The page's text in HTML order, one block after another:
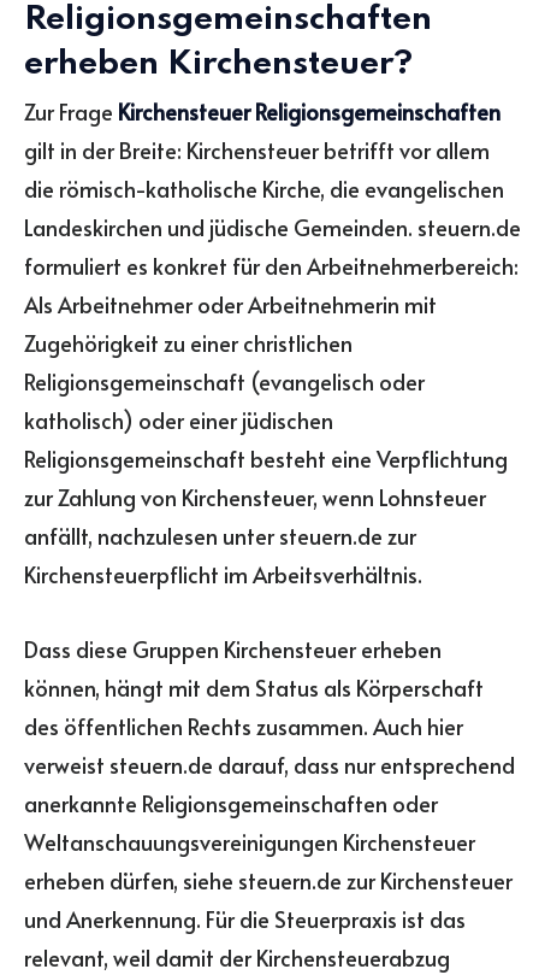
Religionsgemeinschaften
erheben Kirchensteuer?
Zur Frage Kirchensteuer Religionsgemeinschaften
gilt in der Breite: Kirchensteuer betrifft vor allem
die römisch-katholische Kirche, die evangelischen
Landeskirchen und jüdische Gemeinden. steuern.de
formuliert es konkret für den Arbeitnehmerbereich:
Als Arbeitnehmer oder Arbeitnehmerin mit
Zugehörigkeit zu einer christlichen
Religionsgemeinschaft (evangelisch oder
katholisch) oder einer jüdischen
Religionsgemeinschaft besteht eine Verpflichtung
zur Zahlung von Kirchensteuer, wenn Lohnsteuer
anfällt, nachzulesen unter steuern.de zur
Kirchensteuerpflicht im Arbeitsverhältnis.
Dass diese Gruppen Kirchensteuer erheben
können, hängt mit dem Status als Körperschaft
des öffentlichen Rechts zusammen. Auch hier
verweist steuern.de darauf, dass nur entsprechend
anerkannte Religionsgemeinschaften oder
Weltanschauungsvereinigungen Kirchensteuer
erheben dürfen, siehe steuern.de zur Kirchensteuer
und Anerkennung. Für die Steuerpraxis ist das
relevant, weil damit der Kirchensteuerabzug